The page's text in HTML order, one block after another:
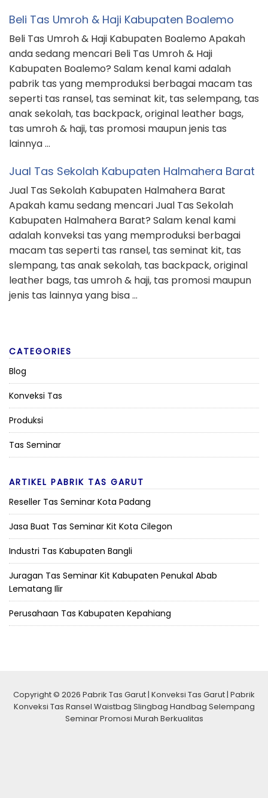
Beli Tas Umroh & Haji Kabupaten Boalemo
Beli Tas Umroh & Haji Kabupaten Boalemo Apakah
anda sedang mencari Beli Tas Umroh & Haji
Kabupaten Boalemo? Salam kenal kami adalah
pabrik tas yang memproduksi berbagai macam tas
seperti tas ransel, tas seminat kit, tas selempang, tas
anak sekolah, tas backpack, original leather bags,
tas umroh & haji, tas promosi maupun jenis tas
lainnya …
Jual Tas Sekolah Kabupaten Halmahera Barat
Jual Tas Sekolah Kabupaten Halmahera Barat
Apakah kamu sedang mencari Jual Tas Sekolah
Kabupaten Halmahera Barat? Salam kenal kami
adalah konveksi tas yang memproduksi berbagai
macam tas seperti tas ransel, tas seminat kit, tas
slempang, tas anak sekolah, tas backpack, original
leather bags, tas umroh & haji, tas promosi maupun
jenis tas lainnya yang bisa …
CATEGORIES
Blog
Konveksi Tas
Produksi
Tas Seminar
ARTIKEL PABRIK TAS GARUT
Reseller Tas Seminar Kota Padang
Jasa Buat Tas Seminar Kit Kota Cilegon
Industri Tas Kabupaten Bangli
Juragan Tas Seminar Kit Kabupaten Penukal Abab
Lematang Ilir
Perusahaan Tas Kabupaten Kepahiang
Copyright © 2026 Pabrik Tas Garut | Konveksi Tas Garut | Pabrik
Konveksi Tas Ransel Waistbag Slingbag Handbag Selempang
Seminar Promosi Murah Berkualitas